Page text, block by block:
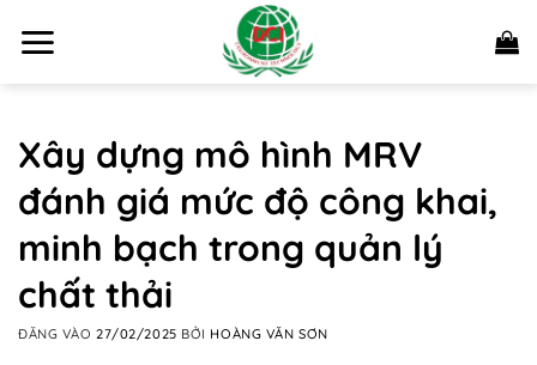
qua
Xây dựng mô hình MRV
đánh giá mức độ công khai,
minh bạch trong quản lý
chất thải
ĐĂNG VÀO27/02/2025 BỞI HOÀNG VĂN SƠN